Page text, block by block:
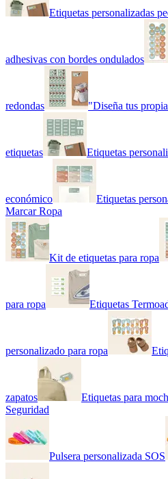
Etiquetas personalizadas
adhesivas con bordes ondulados
redondas "Diseña tus
etiquetas Etiquetas
económico
Etiquetas
Marcar Ropa
Kit de etiquetas para ropa
para ropa Etiquetas
personalizado para ropa
zapatos
Etiquetas para
Seguridad
Pulsera personalizada SOS